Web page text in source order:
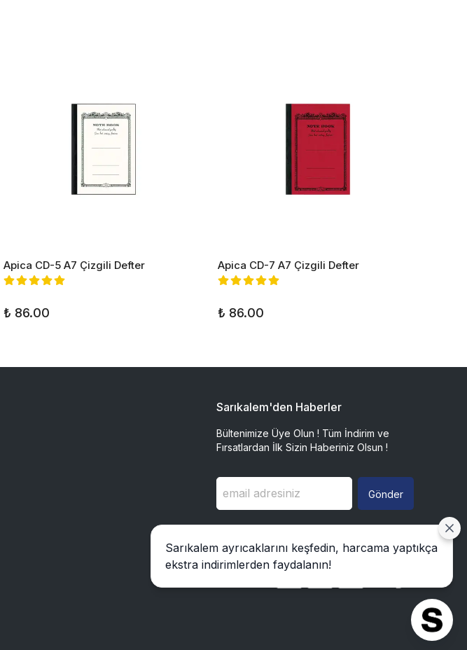
Apica CD-5 A7 Çizgili Defter
₺ 86.00
Apica CD-7 A7 Çizgili Defter
₺ 86.00
Sarıkalem'den Haberler
Bültenimize Üye Olun ! Tüm İndirim ve
Fırsatlardan İlk Sizin Haberiniz Olsun !
Gönder
Sarıkalem ayrıcaklarını keşfedin, harcama yaptıkça
ekstra indirimlerden faydalanın!